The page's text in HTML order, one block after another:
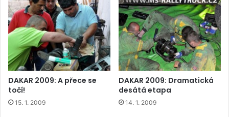
DAKAR 2009: A přece se
točí!
15. 1. 2009
DAKAR 2009: Dramatická
desátá etapa
14. 1. 2009